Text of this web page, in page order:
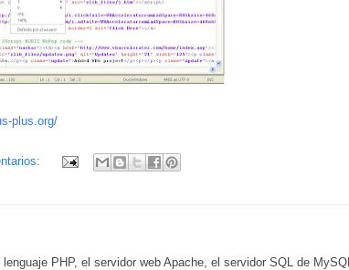
plus.org/
PHP, el servidor web Apache , el servidor SQL de MySQL